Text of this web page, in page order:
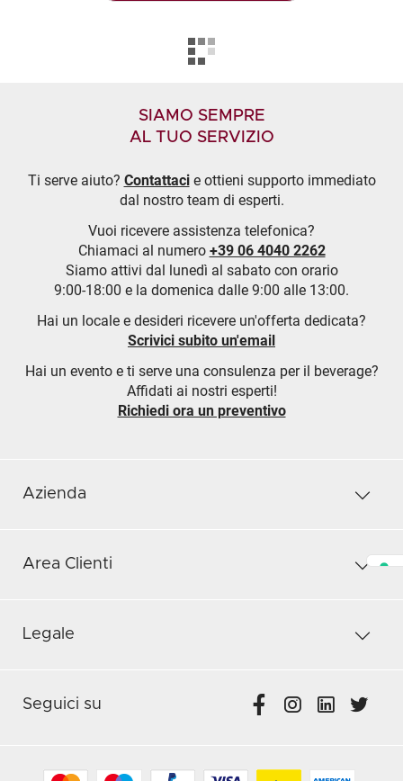
SIAMO SEMPRE
AL TUO SERVIZIO
Ti serve aiuto? Contattacie ottieni supporto immediato
dal nostro team di esperti.
Vuoi ricevere assistenza telefonica?
Chiamaci al numero +39 06 4040 2262
Siamo attivi dal lunedì al sabato con orario
9:00-18:00 e la domenica dalle 9:00 alle 13:00.
Hai un locale e desideri ricevere un'offerta dedicata?
Scrivici subito un'email
Hai un evento e ti serve una consulenza per il beverage?
Affidati ai nostri esperti!
Richiedi ora un preventivo
Azienda
Area Clienti
Legale
Seguici su